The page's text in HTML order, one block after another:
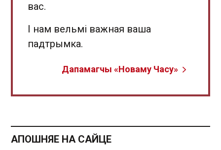
вас.
І нам вельмі важная ваша
падтрымка.
Дапамагчы «Новаму Часу»
АПОШНЯЕ НА САЙЦЕ